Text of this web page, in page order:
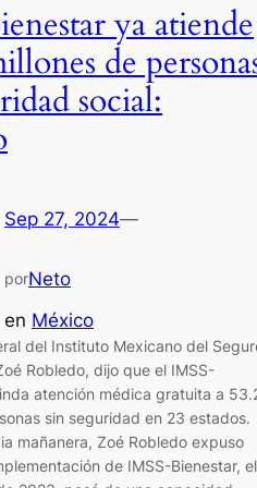
ya atiende
de
social:
Sep 27, 2024—
porNeto
en México
del Instituto Mexicano del
Robledo, dijo que el IMSS-
atención médica gratuita a
sin seguridad en 23 estados.
mañanera, Zoé Robledo expuso
de IMSS-Bienestar, el